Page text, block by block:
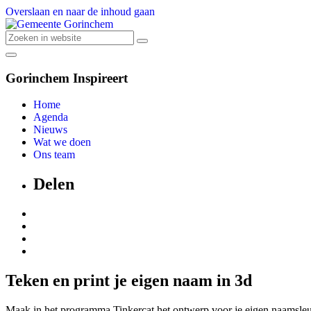
Overslaan en naar de inhoud gaan
Gorinchem Inspireert
Home
Agenda
Nieuws
Wat we doen
Ons team
Delen
Teken en print je eigen naam in 3d